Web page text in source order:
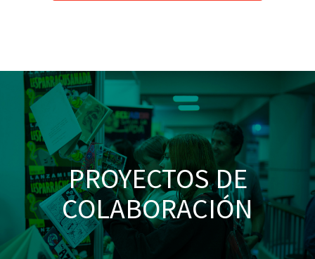
PROYECTOS DE
COLABORACIÓN